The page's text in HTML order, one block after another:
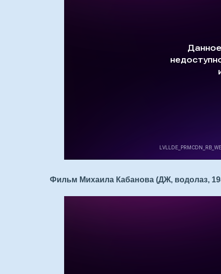
Фильм Михаила Кабанова (ДЖ, водолаз,